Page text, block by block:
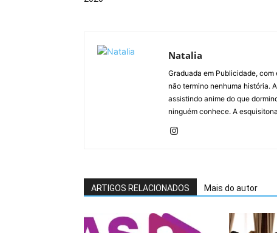
Natalia
Graduada em Publicidade,
não termino nenhuma história.
assistindo anime do que
ninguém conhece. A
ARTIGOS RELACIONADOS Mais do autor